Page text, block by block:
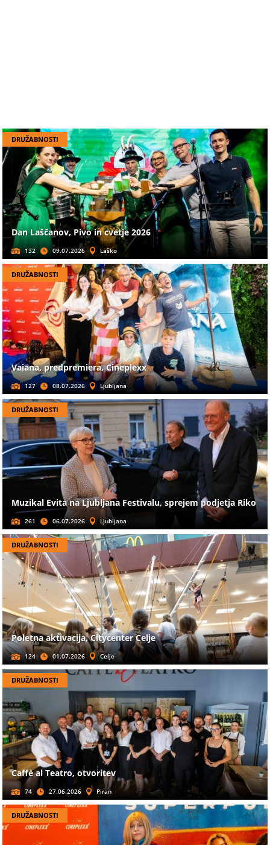
DRUŽABNOSTI
Dan Laščanov, Pivo in cvetje 2026
132 09.07.2026 Laško
DRUŽABNOSTI
Vaiana, predpremiera, Cineplexx
127 08.07.2026 Ljubljana
DRUŽABNOSTI
Muzikal Evita na Ljubljana Festivalu, sprejem podjetja Riko
261 06.07.2026 Ljubljana
DRUŽABNOSTI
Poletna aktivacija, Citycenter Celje
124 01.07.2026 Celje
DRUŽABNOSTI
Caffè al Teatro, otvoritev
74 27.06.2026 Piran
DRUŽABNOSTI